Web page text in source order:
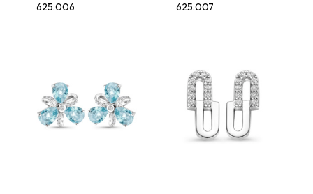
625.006 625.007